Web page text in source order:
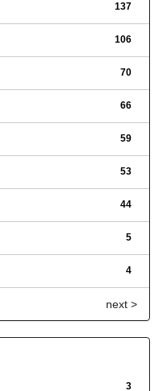
137
106
70
66
59
53
44
5
4
next >
3